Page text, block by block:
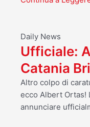
Daily News
Ufficiale:
Catania
Altro colpo di
ecco Albert Ortas!
annunciare